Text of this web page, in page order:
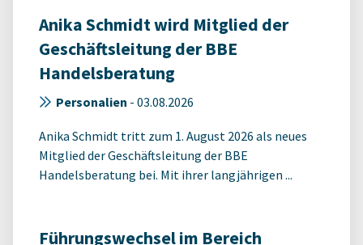
Anika Schmidt wird Mitglied der
Geschäftsleitung der BBE
Handelsberatung
Personalien - 03.08.2026
Anika Schmidt tritt zum 1. August 2026 als neues
Mitglied der Geschäftsleitung der BBE
Handelsberatung bei. Mit ihrer langjährigen ...
Führungswechsel im Bereich